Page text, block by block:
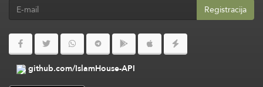
Registracija
github.com/IslamHouse-API